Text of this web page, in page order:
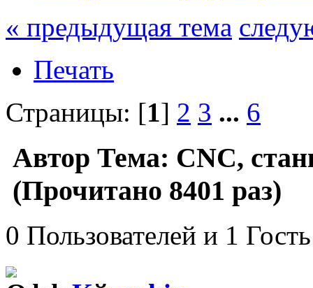
« предыдущая тема
Печать
Страницы: [1] 2 3 ... 6
Автор Тема: CNC,
(Прочитано 8401 раз)
0 Пользователей и 1